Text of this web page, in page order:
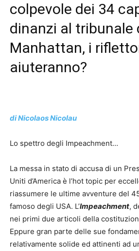
colpevole dei 34
dinanzi al tribunale
Manhattan, i
aiuteranno?
di Nicolaos Nicolau
Lo spettro degli Impeachment…
La messa in stato di accusa di un
Uniti d’America è l’hot topic per
riassumere le ultime avventure del
famoso degli USA. L’Impeachment,
nei primi due articoli della
Eppure gran parte delle sue
relativamente solide ed attinenti ad